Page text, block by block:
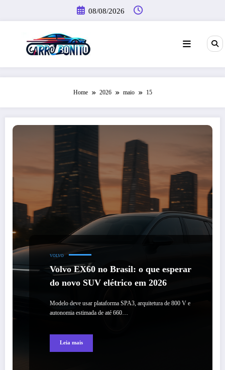
o
08/08/2026
Home 2026 maio 15
VOLVO
Volvo EX60 no Brasil: o que esperar
do novo SUV elétrico em 2026
Modelo deve usar plataforma SPA3, arquitetura de 800 V e
autonomia estimada de até 660…
Leia mais